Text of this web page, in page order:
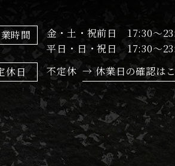
時間
金・土・祝前日 17:30～
平日・日・祝日 17:30～
休日
不定休→ 休業日の確認は